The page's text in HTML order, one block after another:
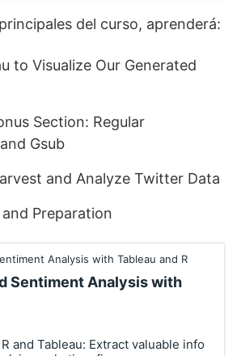
del curso, aprenderá:
to Visualize Our Generated
Section: Regular
Gsub
and Analyze Twitter Data
Preparation
Sentiment Analysis with
and Tableau: Extract valuable info